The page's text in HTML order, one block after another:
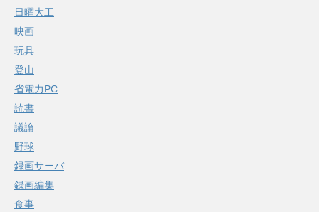
日曜大工
映画
玩具
登山
省電力PC
読書
議論
野球
録画サーバ
録画編集
食事